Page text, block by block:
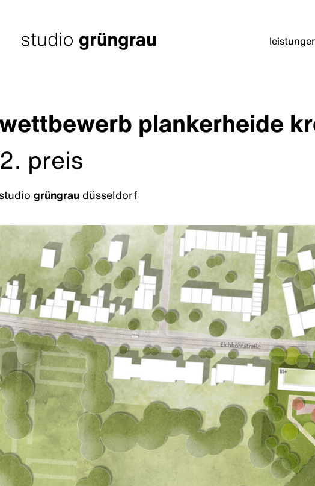
springenStartseite
plankerheide
preis
grüngrau düsseldorf